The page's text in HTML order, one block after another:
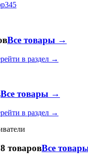
345
Все товары →
в раздел →
Все товары →
в раздел →
товаровВсе